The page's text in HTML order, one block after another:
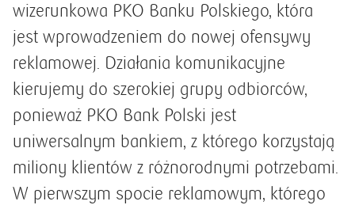
wizerunkowa PKO Banku Polskiego, która
jest wprowadzeniem do nowej ofensywy
reklamowej. Działania komunikacyjne
kierujemy do szerokiej grupy odbiorców,
ponieważ PKO Bank Polski jest
uniwersalnym bankiem, z którego korzystają
miliony klientów z różnorodnymi potrzebami.
W pierwszym spocie reklamowym, którego